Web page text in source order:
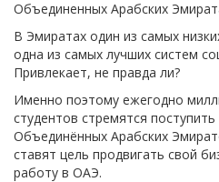
Объединенных Арабских
В Эмиратах один из самых
одна из самых лучших систем
Привлекает, не правда ли?
Именно поэтому ежегодно
студентов стремятся
Объединённых Арабских
ставят цель продвигать свой
работу в ОАЭ.